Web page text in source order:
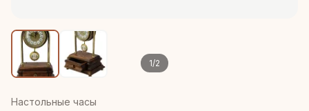
1/2
Настольные часы